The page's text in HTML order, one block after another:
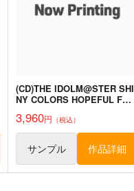
(CD)THE IDOLM@STER SHI
NY COLORS HOPEFUL FE
3,960円 （税込）
サンプル 作品詳細